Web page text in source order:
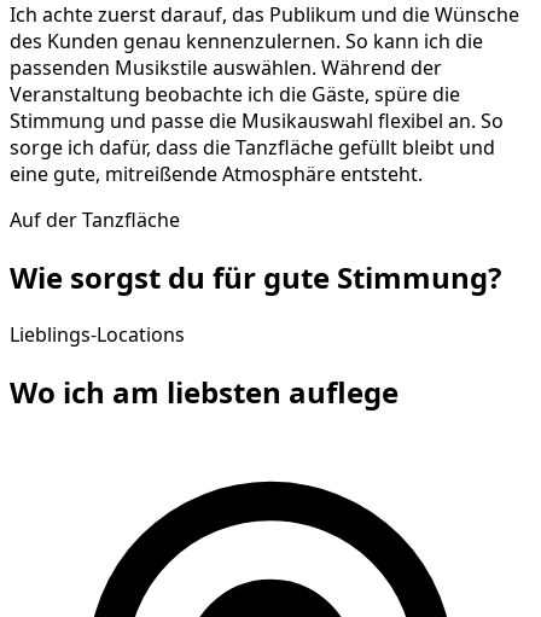
Ich achte zuerst darauf, das Publikum und die Wünsche
des Kunden genau kennenzulernen. So kann ich die
passenden Musikstile auswählen. Während der
Veranstaltung beobachte ich die Gäste, spüre die
Stimmung und passe die Musikauswahl flexibel an. So
sorge ich dafür, dass die Tanzfläche gefüllt bleibt und
eine gute, mitreißende Atmosphäre entsteht.
Auf der Tanzfläche
Wie sorgst du für gute Stimmung?
Lieblings-Locations
Wo ich am liebsten auflege